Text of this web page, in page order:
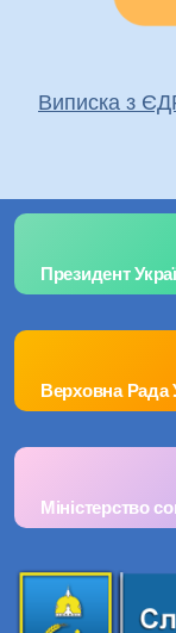
Виписка з
Президент
Верховна Рада
Міністерство